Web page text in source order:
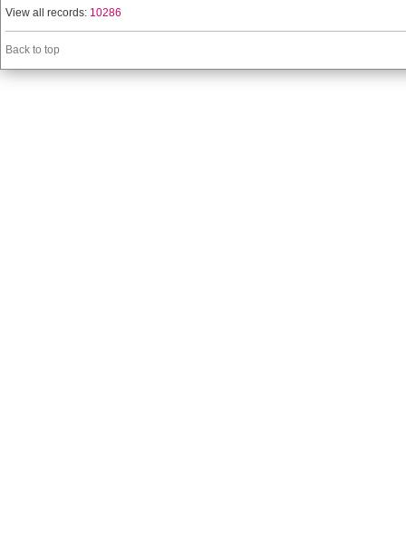
View all records: 10286
Back to top